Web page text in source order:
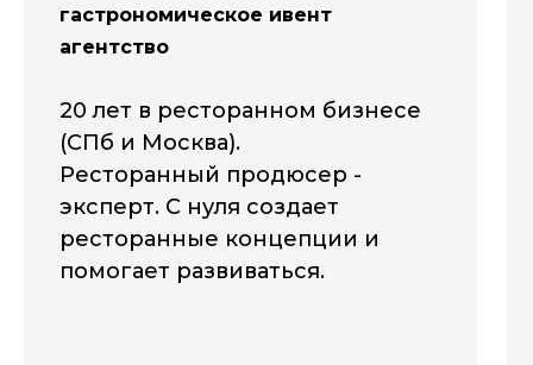
гастрономическое ивент
агентство
20 лет в ресторанном бизнесе
(СПб и Москва).
Ресторанный продюсер -
эксперт. С нуля создает
ресторанные концепции и
помогает развиваться.